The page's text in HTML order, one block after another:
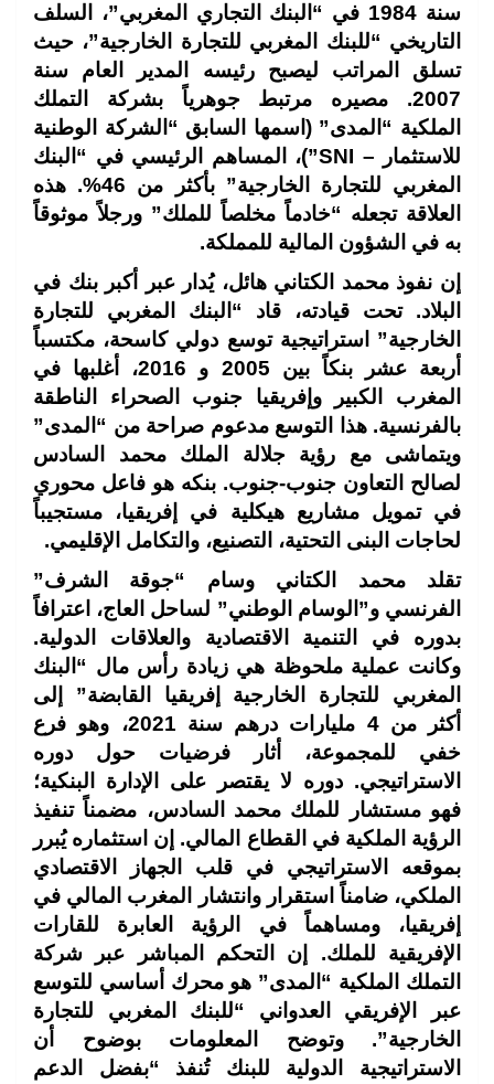
سنة 1984 في “البنك التجاري المغربي”، السلف
التاريخي “للبنك المغربي للتجارة الخارجية”، حيث
تسلق المراتب ليصبح رئيسه المدير العام سنة
2007. مصيره مرتبط جوهرياً بشركة التملك
الملكية “المدى” (اسمها السابق “الشركة الوطنية
للاستثمار – SNI”)، المساهم الرئيسي في “البنك
المغربي للتجارة الخارجية” بأكثر من 46%. هذه
العلاقة تجعله “خادماً مخلصاً للملك” ورجلاً موثوقاً
به في الشؤون المالية للمملكة.
إن نفوذ محمد الكتاني هائل، يُدار عبر أكبر بنك في
البلاد. تحت قيادته، قاد “البنك المغربي للتجارة
الخارجية” استراتيجية توسع دولي كاسحة، مكتسباً
أربعة عشر بنكاً بين 2005 و 2016، أغلبها في
المغرب الكبير وإفريقيا جنوب الصحراء الناطقة
بالفرنسية. هذا التوسع مدعوم صراحة من “المدى”
ويتماشى مع رؤية جلالة الملك محمد السادس
لصالح التعاون جنوب-جنوب. بنكه هو فاعل محوري
في تمويل مشاريع هيكلية في إفريقيا، مستجيباً
لحاجات البنى التحتية، التصنيع، والتكامل الإقليمي.
تقلد محمد الكتاني وسام “جوقة الشرف”
الفرنسي و”الوسام الوطني” لساحل العاج، اعترافاً
بدوره في التنمية الاقتصادية والعلاقات الدولية.
وكانت عملية ملحوظة هي زيادة رأس مال “البنك
المغربي للتجارة الخارجية إفريقيا القابضة” إلى
أكثر من 4 مليارات درهم سنة 2021، وهو فرع
خفي للمجموعة، أثار فرضيات حول دوره
الاستراتيجي. دوره لا يقتصر على الإدارة البنكية؛
فهو مستشار للملك محمد السادس، مضمناً تنفيذ
الرؤية الملكية في القطاع المالي. إن استثماره يُبرر
بموقعه الاستراتيجي في قلب الجهاز الاقتصادي
الملكي، ضامناً استقرار وانتشار المغرب المالي في
إفريقيا، ومساهماً في الرؤية العابرة للقارات
الإفريقية للملك. إن التحكم المباشر عبر شركة
التملك الملكية “المدى” هو محرك أساسي للتوسع
عبر الإفريقي العدواني “للبنك المغربي للتجارة
الخارجية”. وتوضح المعلومات بوضوح أن
الاستراتيجية الدولية للبنك تُنفذ “بفضل الدعم